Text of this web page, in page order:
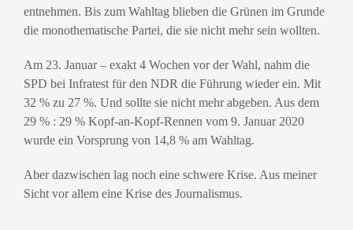
entnehmen. Bis zum Wahltag blieben die Grünen im Grunde
die monothematische Partei, die sie nicht mehr sein wollten.
Am 23. Januar – exakt 4 Wochen vor der Wahl, nahm die
SPD bei Infratest für den NDR die Führung wieder ein. Mit
32 % zu 27 %. Und sollte sie nicht mehr abgeben. Aus dem
29 % : 29 % Kopf-an-Kopf-Rennen vom 9. Januar 2020
wurde ein Vorsprung von 14,8 % am Wahltag.
Aber dazwischen lag noch eine schwere Krise. Aus meiner
Sicht vor allem eine Krise des Journalismus.